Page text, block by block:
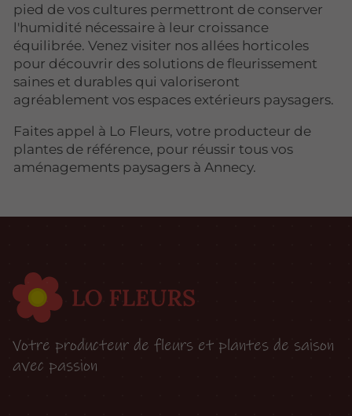
pied de vos cultures permettront de conserver
l'humidité nécessaire à leur croissance
équilibrée. Venez visiter nos allées horticoles
pour découvrir des solutions de fleurissement
saines et durables qui valoriseront
agréablement vos espaces extérieurs paysagers.
Faites appel à Lo Fleurs, votre producteur de
plantes de référence, pour réussir tous vos
aménagements paysagers à Annecy.
Votre producteur de fleurs et plantes de saison
avec passion